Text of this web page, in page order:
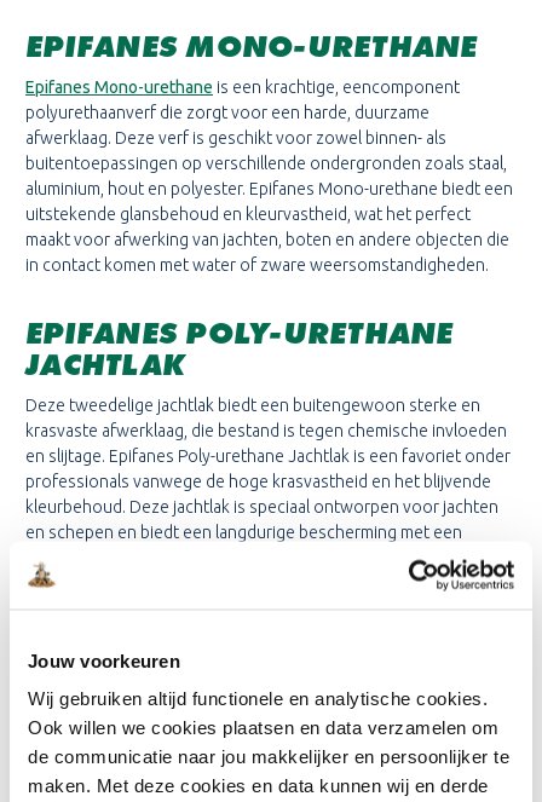
Jouw voorkeuren
Wij gebruiken altijd functionele en analytische cookies.
Ook willen we cookies plaatsen en data verzamelen om
de communicatie naar jou makkelijker en persoonlijker te
maken. Met deze cookies en data kunnen wij en derde
EPIFANES MONO-URETHANE
Epifanes Mono-urethane is een krachtige, eencomponent
polyurethaanverf die zorgt voor een harde, duurzame
afwerklaag. Deze verf is geschikt voor zowel binnen- als
buitentoepassingen op verschillende ondergronden zoals staal,
aluminium, hout en polyester. Epifanes Mono-urethane biedt een
uitstekende glansbehoud en kleurvastheid, wat het perfect
maakt voor afwerking van jachten, boten en andere objecten die
in contact komen met water of zware weersomstandigheden.
EPIFANES POLY-URETHANE
JACHTLAK
Deze tweedelige jachtlak biedt een buitengewoon sterke en
krasvaste afwerklaag, die bestand is tegen chemische invloeden
en slijtage. Epifanes Poly-urethane Jachtlak is een favoriet onder
professionals vanwege de hoge krasvastheid en het blijvende
kleurbehoud. Deze jachtlak is speciaal ontworpen voor jachten
en schepen en biedt een langdurige bescherming met een
schitterende, hoogglanzende afwerking. Epifanes Poly-Urethane
Jachtlak is er in 3 verschillende soorten:
Epifanes Poly-urethane Jachtlak Blank Hoogglans
WAAROM KIEZEN VOOR
EPIFANES BIJ